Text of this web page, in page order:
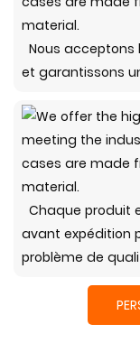
Nous
et garantissons
Chaque produit
avant expédition
problème de